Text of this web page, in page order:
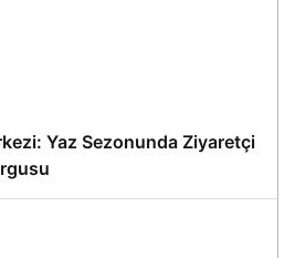
Yaz Sezonunda Ziyaretçi